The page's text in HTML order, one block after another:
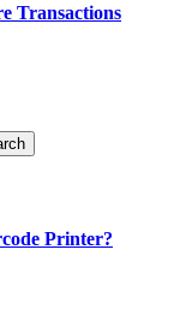
Transactions
Printer?